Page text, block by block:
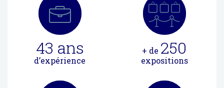
43 ans
d’expérience
+ de 250
expositions